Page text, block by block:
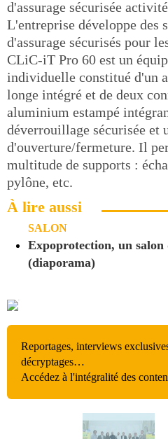
d'assurage sécurisée
L'entreprise développe des
d'assurage sécurisés pour
CLiC-iT Pro 60 est un
individuelle constitué d'un
longe intégré et de deux
aluminium estampé
déverrouillage sécurisée et
d'ouverture/fermeture. Il
multitude de supports :
pylône, etc.
À lire aussi
SALON
Expoprotection, un
(diaporama)
Reportages, interviews
décryptages…
Accédez à l'intégralité des